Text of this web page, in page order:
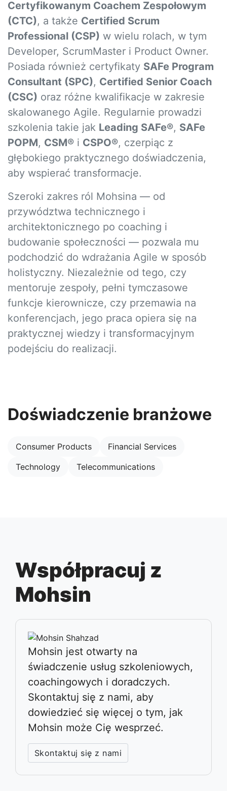
Certyfikowanym Coachem Zespołowym
(CTC), a także Certified Scrum
Professional (CSP) w wielu rolach, w tym
Developer, ScrumMaster i Product Owner.
Posiada również certyfikaty SAFe Program
Consultant (SPC), Certified Senior Coach
(CSC) oraz różne kwalifikacje w zakresie
skalowanego Agile. Regularnie prowadzi
szkolenia takie jak Leading SAFe®, SAFe
POPM, CSM® i CSPO®, czerpiąc z
głębokiego praktycznego doświadczenia,
aby wspierać transformacje.
Szeroki zakres ról Mohsina — od
przywództwa technicznego i
architektonicznego po coaching i
budowanie społeczności — pozwala mu
podchodzić do wdrażania Agile w sposób
holistyczny. Niezależnie od tego, czy
mentoruje zespoły, pełni tymczasowe
funkcje kierownicze, czy przemawia na
konferencjach, jego praca opiera się na
praktycznej wiedzy i transformacyjnym
podejściu do realizacji.
Doświadczenie branżowe
Consumer Products
Financial Services
Technology
Telecommunications
Współpracuj z
Mohsin
Mohsin jest otwarty na
świadczenie usług szkoleniowych,
coachingowych i doradczych.
Skontaktuj się z nami, aby
dowiedzieć się więcej o tym, jak
Mohsin może Cię wesprzeć.
Skontaktuj się z nami